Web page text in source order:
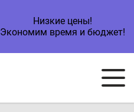
Низкие цены!
Экономим время и бюджет!